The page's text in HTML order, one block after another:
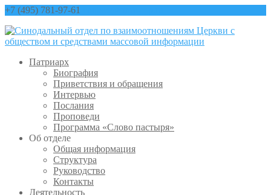
+7 (495) 781-97-61
Патриарх
Биография
Приветствия и обращения
Интервью
Послания
Проповеди
Программа «Слово пастыря»
Об отделе
Общая информация
Структура
Руководство
Контакты
Деятельность